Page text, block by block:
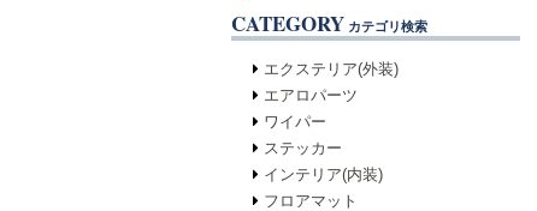
CATEGORY カテゴリ検索
エクステリア(外装)
エアロパーツ
ワイパー
ステッカー
インテリア(内装)
フロアマット